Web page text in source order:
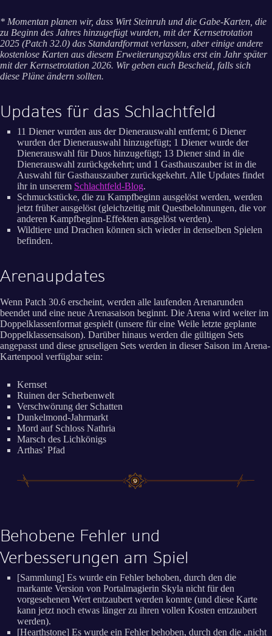
* Momentan planen wir, dass Wirt Steinruh und die Gabe-Karten, die
zu Beginn des Jahres hinzugefügt wurden, mit der Kernsetrotation
2025 (Patch 32.0) das Standardformat verlassen, aber einige andere
kostenlose Karten aus diesem Erweiterungszyklus erst ein Jahr später
mit der Kernsetrotation 2026. Wir geben euch Bescheid, falls sich
diese Pläne ändern sollten.
Updates für das Schlachtfeld
11 Diener wurden aus der Dienerauswahl entfernt; 6 Diener
wurden der Dienerauswahl hinzugefügt; 1 Diener wurde der
Dienerauswahl für Duos hinzugefügt; 13 Diener sind in die
Dienerauswahl zurückgekehrt; und 1 Gasthauszauber ist in die
Auswahl für Gasthauszauber zurückgekehrt. Alle Updates findet
ihr in unserem Schlachtfeld-Blog.
Schmuckstücke, die zu Kampfbeginn ausgelöst werden, werden
jetzt früher ausgelöst (gleichzeitig mit Questbelohnungen, die vor
anderen Kampfbeginn-Effekten ausgelöst werden).
Wildtiere und Drachen können sich wieder in denselben Spielen
befinden.
Arenaupdates
Wenn Patch 30.6 erscheint, werden alle laufenden Arenarunden
beendet und eine neue Arenasaison beginnt. Die Arena wird weiter im
Doppelklassenformat gespielt (unsere für eine Weile letzte geplante
Doppelklassensaison). Darüber hinaus werden die gültigen Sets
angepasst und diese gruseligen Sets werden in dieser Saison im Arena-
Kartenpool verfügbar sein:
Kernset
Ruinen der Scherbenwelt
Verschwörung der Schatten
Dunkelmond-Jahrmarkt
Mord auf Schloss Nathria
Marsch des Lichkönigs
Arthas’ Pfad
Behobene Fehler und
Verbesserungen am Spiel
[Sammlung] Es wurde ein Fehler behoben, durch den die
markante Version von Portalmagierin Skyla nicht für den
vorgesehenen Wert entzaubert werden konnte (und diese Karte
kann jetzt noch etwas länger zu ihren vollen Kosten entzaubert
werden).
[Hearthstone] Es wurde ein Fehler behoben, durch den die „nicht